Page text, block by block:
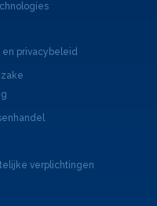
en privacybeleid
verplichtingen